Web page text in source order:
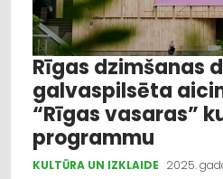
Rīgas dzimšanas
galvaspilsēta
“Rīgas vasaras”
programmu
KULTŪRA UN IZKLAIDE 2025.